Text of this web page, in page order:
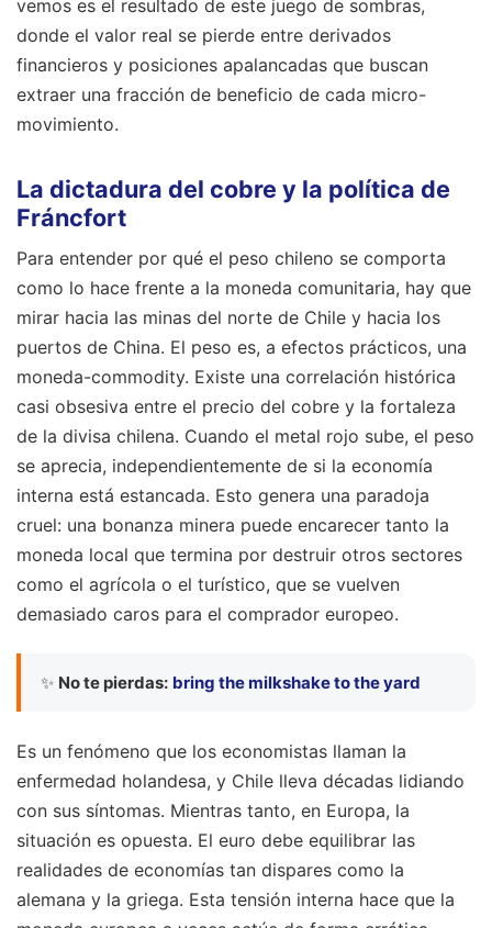
vemos es el resultado de este juego de sombras,
donde el valor real se pierde entre derivados
financieros y posiciones apalancadas que buscan
extraer una fracción de beneficio de cada micro-
movimiento.
La dictadura del cobre y la política de
Fráncfort
Para entender por qué el peso chileno se comporta
como lo hace frente a la moneda comunitaria, hay que
mirar hacia las minas del norte de Chile y hacia los
puertos de China. El peso es, a efectos prácticos, una
moneda-commodity. Existe una correlación histórica
casi obsesiva entre el precio del cobre y la fortaleza
de la divisa chilena. Cuando el metal rojo sube, el peso
se aprecia, independientemente de si la economía
interna está estancada. Esto genera una paradoja
cruel: una bonanza minera puede encarecer tanto la
moneda local que termina por destruir otros sectores
como el agrícola o el turístico, que se vuelven
demasiado caros para el comprador europeo.
✨ No te pierdas: bring the milkshake to the yard
Es un fenómeno que los economistas llaman la
enfermedad holandesa, y Chile lleva décadas lidiando
con sus síntomas. Mientras tanto, en Europa, la
situación es opuesta. El euro debe equilibrar las
realidades de economías tan dispares como la
alemana y la griega. Esta tensión interna hace que la